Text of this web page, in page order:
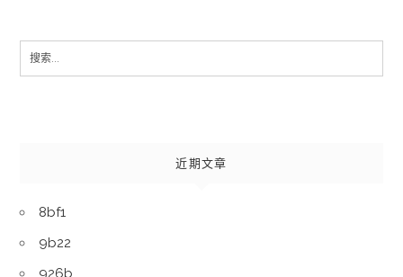
Search
近期文章
8bf1
9b22
926b